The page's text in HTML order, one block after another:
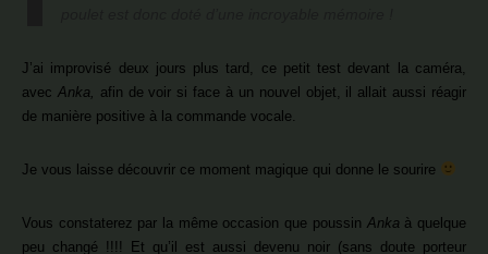
J’ai improvisé deux jours plus tard, ce petit test devant la caméra,
avec Anka, afin de voir si face à un nouvel objet, il allait aussi réagir
de manière positive à la commande vocale.
Je vous laisse découvrir ce moment magique qui donne le sourire
Vous constaterez par la même occasion que poussin Anka à quelque
peu changé !!!! Et qu’il est aussi devenu noir (sans doute porteur